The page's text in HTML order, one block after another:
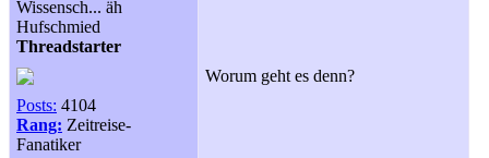
Wissensch... äh
Hufschmied
Threadstarter
Posts: 4104
Rang: Zeitreise-
Fanatiker
Worum geht es denn?